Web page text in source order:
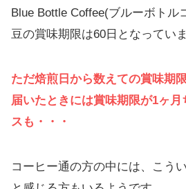
Blue Bottle Coffee(ブルーボトル
豆の賞味期限は60日となっていま
ただ焙煎日から数えての賞味期
届いたときには賞味期限が1ヶ
スも・・・
コーヒー通の方の中には、こう